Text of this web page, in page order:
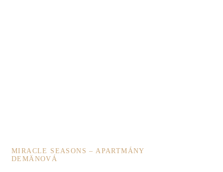
MIRACLE SEASONS – APARTMÁNY
DEMÄNOVÁ